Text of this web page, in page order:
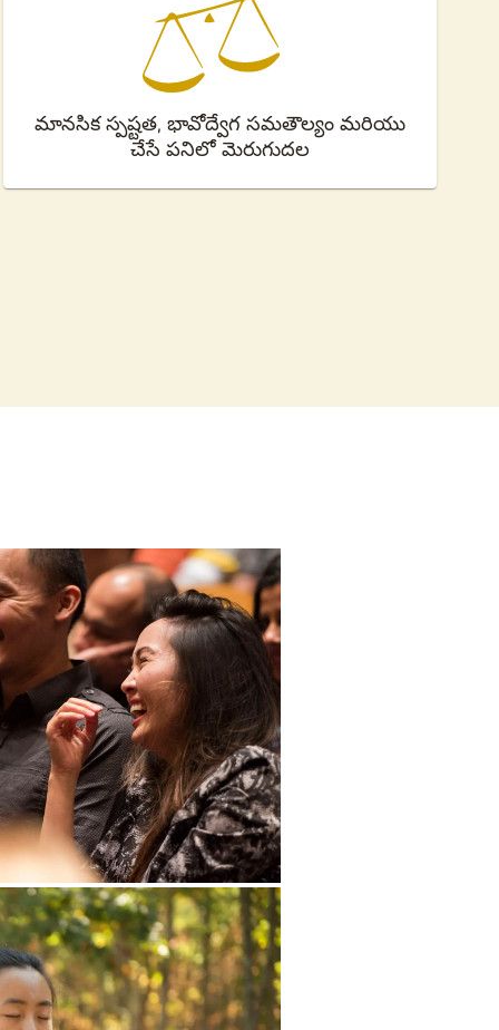
మానసిక స్పష్టత, భావోద్వేగ సమతౌల్యం మరియు
చేసే పనిలో మెరుగుదల